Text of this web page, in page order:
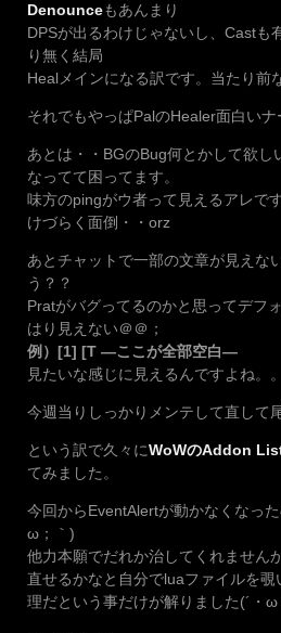
Denounceもあんまり
DPSが出るわけじゃないし、Castも
り無く結局
Healメインになる訳です。当たり前
それでもやっぱPalのHealer面白いナ
あとは・・BGのBug何とかして欲し
なってて困ってます。
味方のpingがウ者って見えるアレで
けづらく面倒・・orz
あとチャットで一部の文章が見えな
う？？
Pratがバグってるのかと思ってデフ
はり見えない＠＠；
例）[1] [T —ここが全部空白—
見たいな感じに見えるんですよね。。
今週当りしっかりメンテして直して
という訳で久々にWoWのAddon
てみました。
今回からEventAlertが動かなくなっ
ω；｀)
他力本願でだれか治してくれません
直せるかなと自分でluaファイルを
理だという事だけが解りました(´・ω